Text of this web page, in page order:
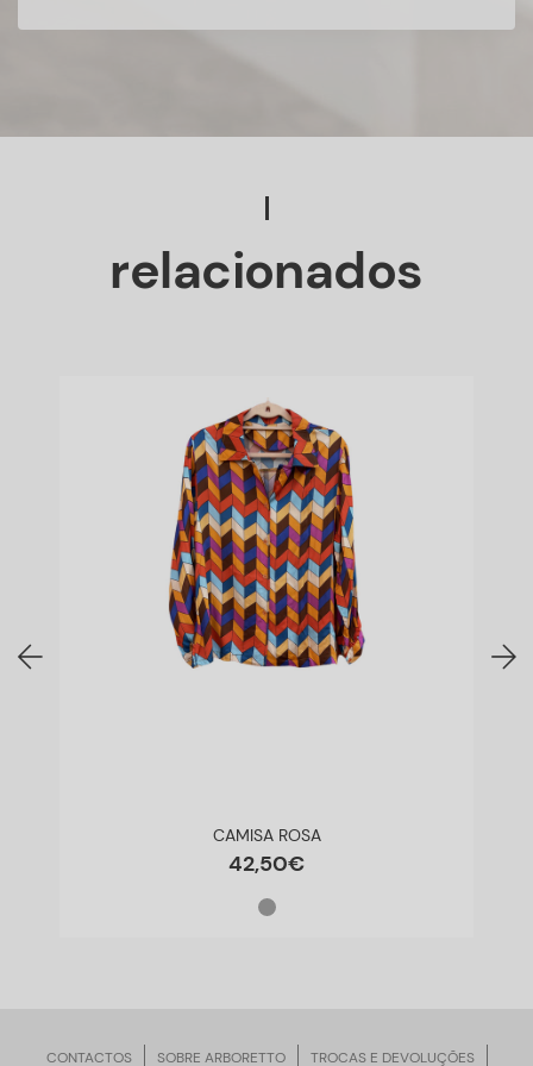
relacionados
CAMISA ROSA
42,50€
CONTACTOS SOBRE ARBORETTO TROCAS E DEVOLUÇÕES